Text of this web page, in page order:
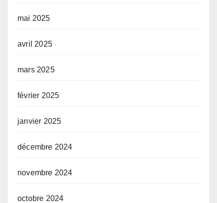
mai 2025
avril 2025
mars 2025
février 2025
janvier 2025
décembre 2024
novembre 2024
octobre 2024